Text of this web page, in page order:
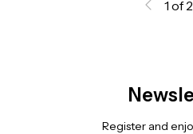
1 of 2
Register and